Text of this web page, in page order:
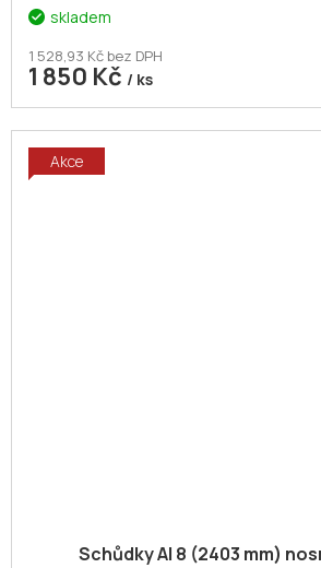
skladem
1 528,93 Kč bez DPH
1 850 Kč / ks
Akce
Schůdky Al 8 (2403 mm)